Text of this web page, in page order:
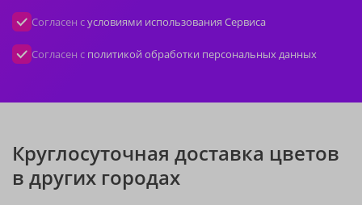
Согласен сусловиями использования Сервиса
Согласен с политикой обработки персональных данных
Круглосуточная доставка цветов
в других городах